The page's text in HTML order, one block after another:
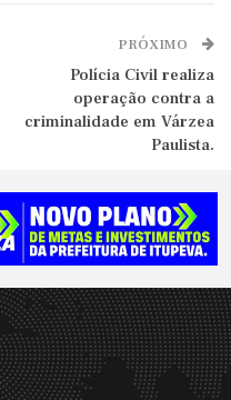
PRÓXIMO
Polícia Civil realiza
operação contra a
criminalidade em Várzea
Paulista.